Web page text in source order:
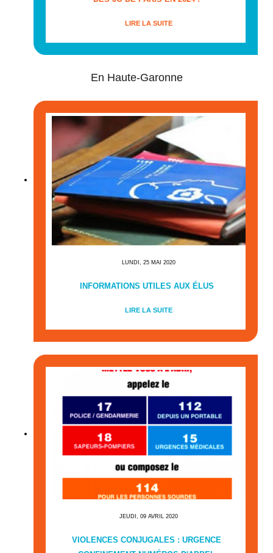
LIRE LA SUITE
En Haute-Garonne
LUNDI, 25 MAI 2020
INFORMATIONS UTILES AUX ÉLUS
LIRE LA SUITE
JEUDI, 09 AVRIL 2020
VIOLENCES CONJUGALES : URGENCE